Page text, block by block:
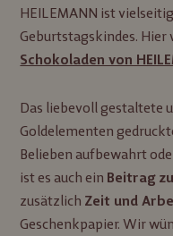
HEILEMANN ist
Geburtstagskindes. Hier
Schokoladen von
Das liebevoll gestaltete
Goldelementen
Belieben aufbewahrt
ist es auch ein Beitrag
zusätzlich Zeit und
Geschenkpapier. Wir